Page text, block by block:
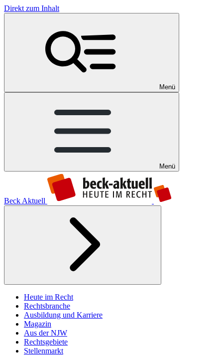
Direkt zum Inhalt
Menü
Menü
Beck Aktuell
Heute im Recht
Rechtsbranche
Ausbildung und Karriere
Magazin
Aus der NJW
Rechtsgebiete
Stellenmarkt